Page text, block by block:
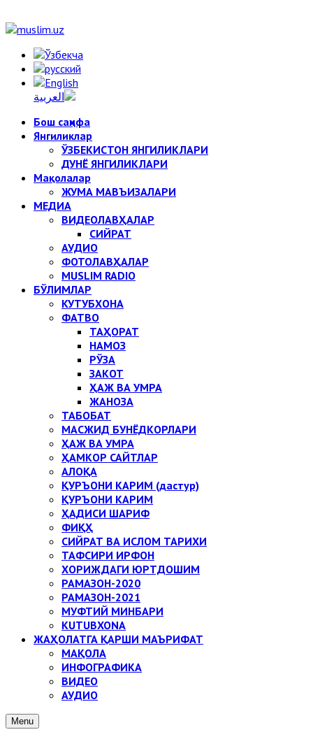
Бош саҳифа
Янгиликлар
ЎЗБЕКИСТОН ЯНГИЛИКЛАРИ
ДУНЁ ЯНГИЛИКЛАРИ
Мақолалар
ЖУМА МАВЪИЗАЛАРИ
МЕДИА
ВИДЕОЛАВҲАЛАР
СИЙРАТ
АУДИО
ФОТОЛАВҲАЛАР
MUSLIM RADIO
БЎЛИМЛАР
КУТУБХОНА
ФАТВО
ТАҲОРАТ
НАМОЗ
РЎЗА
ЗАКОТ
ҲАЖ ВА УМРА
ЖАНОЗА
ТАБОБАТ
МАСЖИД БУНЁДКОРЛАРИ
ҲАЖ ВА УМРА
ҲАМКОР САЙТЛАР
АЛОҚА
ҚУРЪОНИ КАРИМ (дастур)
ҚУРЪОНИ КАРИМ
ҲАДИСИ ШАРИФ
ФИҚҲ
СИЙРАТ ВА ИСЛОМ ТАРИХИ
ТАФСИРИ ИРФОН
ХОРИЖДАГИ ЮРТДОШИМ
РАМАЗОН-2020
РАМАЗОН-2021
МУФТИЙ МИНБАРИ
KUTUBXONA
ЖАҲОЛАТГА ҚАРШИ МАЪРИФАТ
МАҚОЛА
ИНФОГРАФИКА
ВИДЕО
АУДИО
Menu